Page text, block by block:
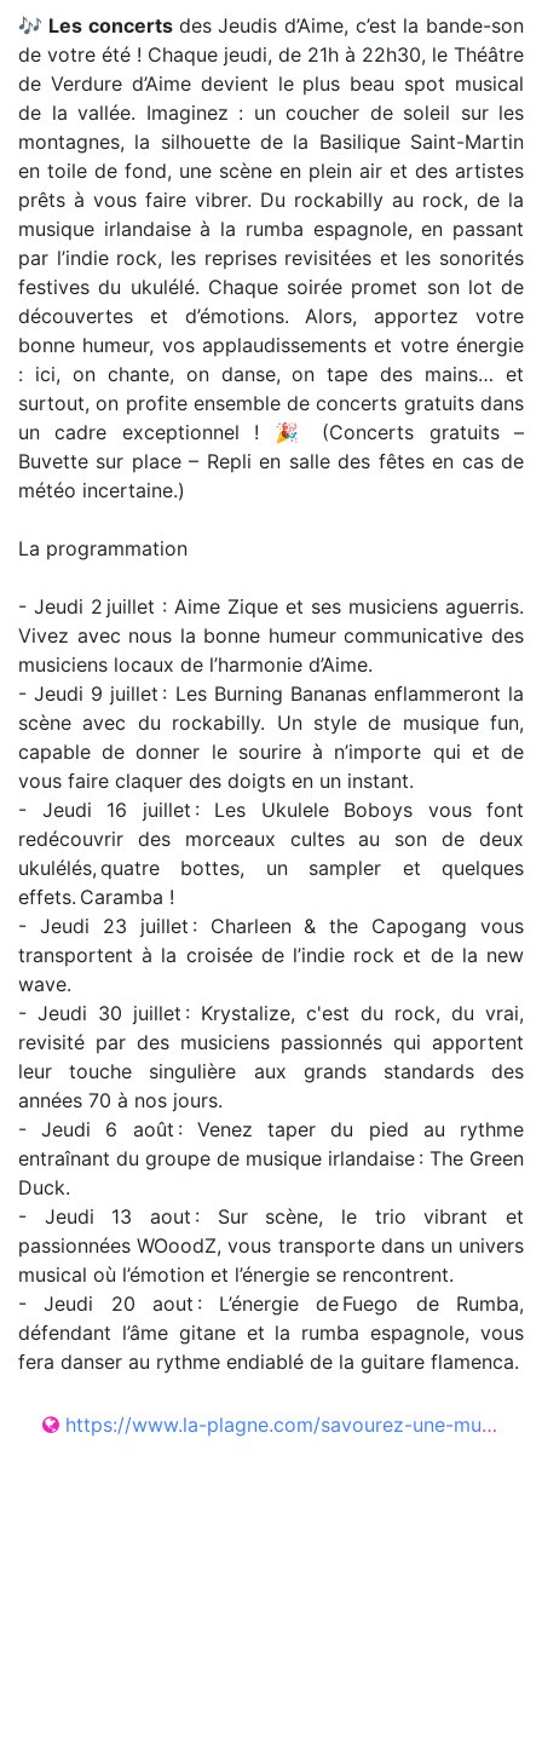
🎶 Les concerts des Jeudis d’Aime, c’est la bande-son
de votre été ! Chaque jeudi, de 21h à 22h30, le Théâtre
de Verdure d’Aime devient le plus beau spot musical
de la vallée. Imaginez : un coucher de soleil sur les
montagnes, la silhouette de la Basilique Saint-Martin
en toile de fond, une scène en plein air et des artistes
prêts à vous faire vibrer. Du rockabilly au rock, de la
musique irlandaise à la rumba espagnole, en passant
par l’indie rock, les reprises revisitées et les sonorités
festives du ukulélé. Chaque soirée promet son lot de
découvertes et d’émotions. Alors, apportez votre
bonne humeur, vos applaudissements et votre énergie
: ici, on chante, on danse, on tape des mains… et
surtout, on profite ensemble de concerts gratuits dans
un cadre exceptionnel ! 🎉 (Concerts gratuits –
Buvette sur place – Repli en salle des fêtes en cas de
météo incertaine.)
La programmation
- Jeudi 2 juillet : Aime Zique et ses musiciens aguerris.
Vivez avec nous la bonne humeur communicative des
musiciens locaux de l’harmonie d’Aime.
- Jeudi 9 juillet : Les Burning Bananas enflammeront la
scène avec du rockabilly. Un style de musique fun,
capable de donner le sourire à n’importe qui et de
vous faire claquer des doigts en un instant.
- Jeudi 16 juillet : Les Ukulele Boboys vous font
redécouvrir des morceaux cultes au son de deux
ukulélés, quatre bottes, un sampler et quelques
effets. Caramba !
- Jeudi 23 juillet : Charleen & the Capogang vous
transportent à la croisée de l’indie rock et de la new
wave.
- Jeudi 30 juillet : Krystalize, c'est du rock, du vrai,
revisité par des musiciens passionnés qui apportent
leur touche singulière aux grands standards des
années 70 à nos jours.
- Jeudi 6 août : Venez taper du pied au rythme
entraînant du groupe de musique irlandaise : The Green
Duck.
- Jeudi 13 aout : Sur scène, le trio vibrant et
passionnées WOoodZ, vous transporte dans un univers
musical où l’émotion et l’énergie se rencontrent.
- Jeudi 20 aout : L’énergie de Fuego de Rumba,
défendant l’âme gitane et la rumba espagnole, vous
fera danser au rythme endiablé de la guitare flamenca.
https://www.la-plagne.com/savourez-une-multitude-d-activites/visites-culture-et-patrimoine/concerts-et-spectacles/concerts-les-jeudis-d-aime